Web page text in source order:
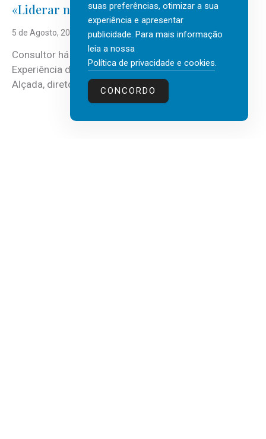
«Liderar não é um talento místico.»
5 de Agosto, 2026
Consultor há mais de três décadas nas áreas de
Experiência do Cliente, Vendas e Liderança, Manuel
Alçada, diretor executivo da...
suas preferências, otimizar a sua
experiência e apresentar
publicidade. Para mais informação
leia a nossa
Política de privacidade e cookies.
CONCORDO